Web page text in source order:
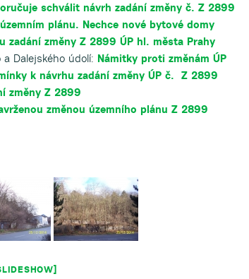
schválit návrh zadání změny č. Z 2899
plánu. Nechce nové bytové domy
zadání změny Z 2899 ÚP hl. města Prahy
Dalejského údolí: Námitky proti změnám ÚP
k návrhu zadání změny ÚP č. Z 2899
změny Z 2899
změnou územního plánu Z 2899